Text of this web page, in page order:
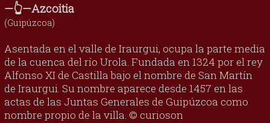
—👆—Azcoitia
(Guipúzcoa)
Asentada en el valle de Iraurgui, ocupa la parte media
de la cuenca del río Urola. Fundada en 1324 por el rey
Alfonso XI de Castilla bajo el nombre de San Martín
de Iraurgui. Su nombre aparece desde 1457 en las
actas de las Juntas Generales de Guipúzcoa como
nombre propio de la villa. © curioson